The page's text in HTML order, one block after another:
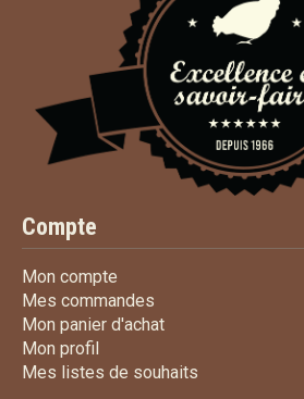
Compte
Mon compte
Mes commandes
Mon panier d'achatMon panier d'achat
Mon profil
Mes listes de souhaits